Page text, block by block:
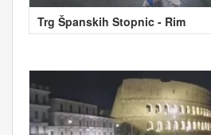
Trg Španskih Stopnic - Rim